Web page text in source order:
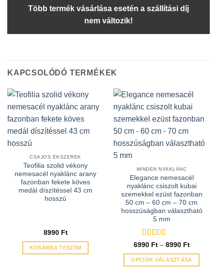
Több termék vásárlása esetén a szállítási díj
nem változik!
KAPCSOLÓDÓ TERMÉKEK
CSAJOS ÉKSZEREK
Teofilia szolid vékony
nemesacél nyaklánc arany
fazonban fekete köves
medál díszítéssel 43 cm
hosszú
8990 Ft
KOSÁRBA TESZEM
MINDEN NYAKLÁNC
Elegance nemesacél
nyaklánc csiszolt kubai
szemekkel ezüst fazonban
50 cm – 60 cm – 70 cm
hosszúságban választható
5 mm
Értékelés:5
/ 5
6990 Ft – 8990 Ft
-
8990 Ft
OPCIÓK VÁLASZTÁSA